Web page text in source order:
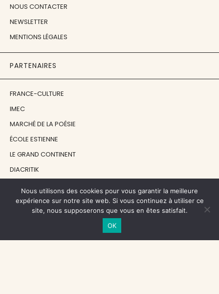
NOUS CONTACTER
NEWSLETTER
MENTIONS LÉGALES
PARTENAIRES
FRANCE-CULTURE
IMEC
MARCHÉ DE LA POÉSIE
ÉCOLE ESTIENNE
LE GRAND CONTINENT
DIACRITIK
NOS SOUTIENS
CENTRE NATIONAL DU LIVRE
Nous utilisons des cookies pour vous garantir la meilleure
expérience sur notre site web. Si vous continuez à utiliser ce
site, nous supposerons que vous en êtes satisfait.
OK